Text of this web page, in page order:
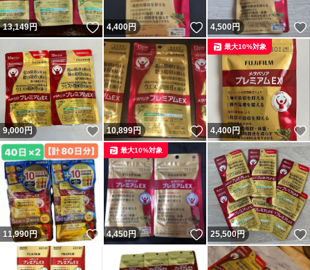
13,149円 いいね！
4,400円 いいね！
4,500円
9,000円 いいね！
10,899円 いいね！
4,400円
最大10%対象
11,990円 いいね！
4,450円 いいね！
最大10%対象
25,500円